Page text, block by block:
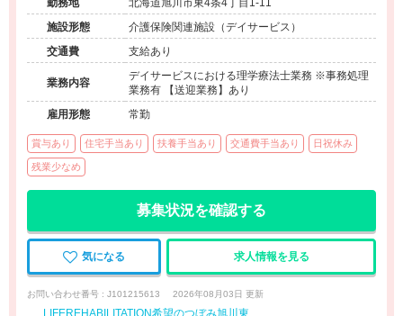
勤務地
北海道旭川市東4条4丁目1-11
施設形態
介護保険関連施設（デイサービス）
交通費
支給あり
業務内容
デイサービスにおける理学療法士業務 ※事務処理
業務有 【送迎業務】あり
雇用形態
常勤
賞与あり 住宅手当あり 扶養手当あり 交通費手当あり 日祝休み
残業少なめ
募集状況を確認する
気になる 求人情報を見る
お問い合わせ番号 : J101215613 2026年08月03日 更新